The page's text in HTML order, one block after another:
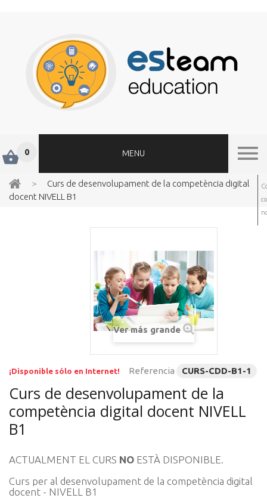
0 MENU
>
Curs de desenvolupament de la competència digital
docent NIVELL B1
Ver más grande
¡Disponible sólo en Internet! Referencia CURS-CDD-B1-1
Curs de desenvolupament de la
competència digital docent NIVELL
B1
ACTUALMENT EL CURS NO ESTÀ DISPONIBLE.
Curs per al desenvolupament de la competència digital
docent - NIVELL B1